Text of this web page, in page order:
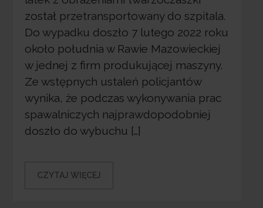
został przetransportowany do szpitala.
Do wypadku doszło 7 lutego 2022 roku
około południa w Rawie Mazowieckiej
w jednej z firm produkującej maszyny.
Ze wstępnych ustaleń policjantów
wynika, że podczas wykonywania prac
spawalniczych najprawdopodobniej
doszło do wybuchu […]
CZYTAJ WIĘCEJ